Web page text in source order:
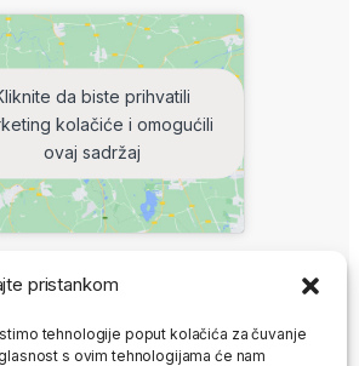
pristankom
tehnologije poput kolačića za čuvanje
s ovim tehnologijama će nam
da biste prihvatili
kolačiće i omogućili
ovaj sadržaj